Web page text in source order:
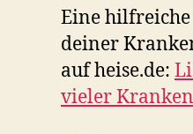
Eine
deiner
auf heise.de:
vieler